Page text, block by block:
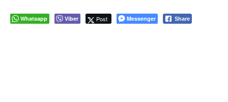
Whatsapp Viber Post Messenger Share